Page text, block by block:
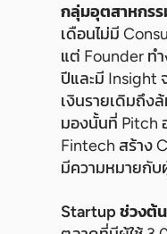
กลุ่มอุตสาหกร
เดือนไม่มี
แต่ Founder ท
ปีและมี Insight
เงินรายเดิมถึง
มองนั้นที่ Pitch
Fintech สร้าง
มีความหมายกั
Startup ช่วงต้